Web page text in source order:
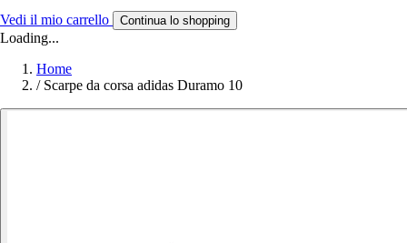
Vedi il mio carrello Continua lo shopping
Loading...
Home
/ Scarpe da corsa adidas Duramo 10